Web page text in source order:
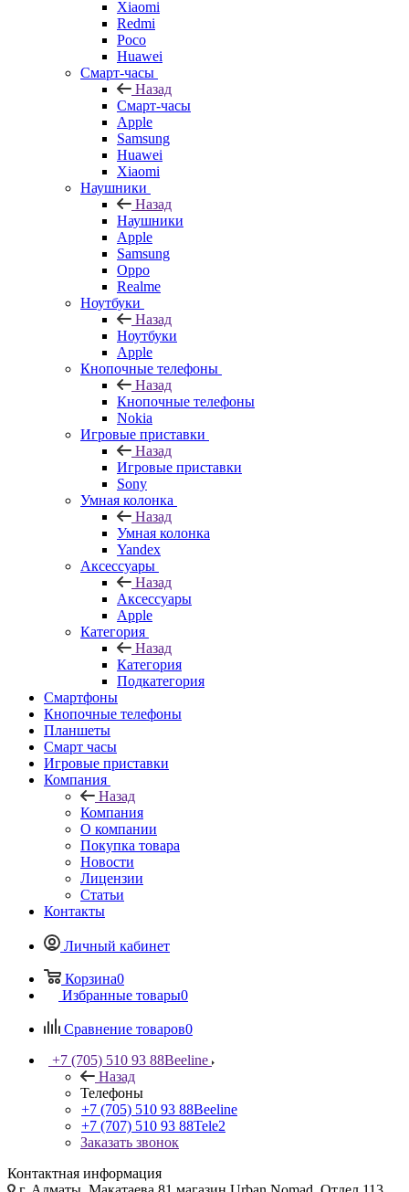
Xiaomi
Redmi
Poco
Huawei
Смарт-часы
Назад
Смарт-часы
Apple
Samsung
Huawei
Xiaomi
Наушники
Назад
Наушники
Apple
Samsung
Oppo
Realme
Ноутбуки
Назад
Ноутбуки
Apple
Кнопочные телефоны
Назад
Кнопочные телефоны
Nokia
Игровые приставки
Назад
Игровые приставки
Sony
Умная колонка
Назад
Умная колонка
Yandex
Аксессуары
Назад
Аксессуары
Apple
Категория
Назад
Категория
Подкатегория
Смартфоны
Кнопочные телефоны
Планшеты
Смарт часы
Игровые приставки
Компания
Назад
Компания
О компании
Покупка товара
Новости
Лицензии
Статьи
Контакты
Личный кабинет
Корзина0
Избранные товары0
Сравнение товаров0
+7 (705) 510 93 88Beeline
Назад
Телефоны
+7 (705) 510 93 88Beeline
+7 (707) 510 93 88Tele2
Заказать звонок
Контактная информация